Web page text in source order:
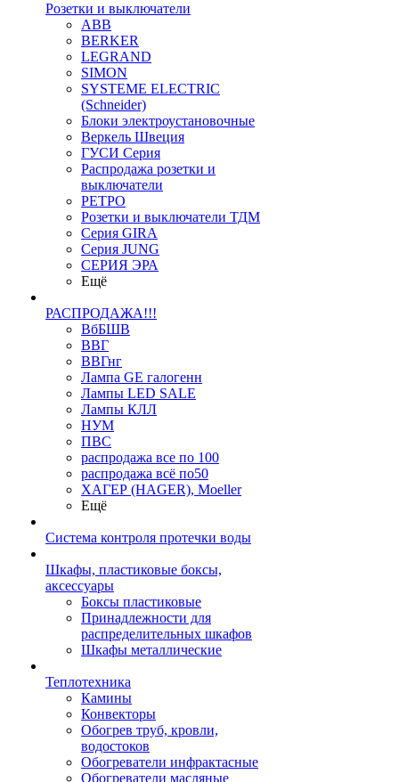
Розетки и выключатели
ABB
BERKER
LEGRAND
SIMON
SYSTEME ELECTRIC
(Schneider)
Блоки электроустановочные
Веркель Швеция
ГУСИ Серия
Распродажа розетки и
выключатели
РЕТРО
Розетки и выключатели ТДМ
Серия GIRA
Серия JUNG
СЕРИЯ ЭРА
Ещё
РАСПРОДАЖА!!!
ВбБШВ
ВВГ
ВВГнг
Лампа GE галогенн
Лампы LED SALE
Лампы КЛЛ
НУМ
ПВС
распродажа все по 100
распродажа всё по50
ХАГЕР (HAGER), Moeller
Ещё
Система контроля протечки воды
Шкафы, пластиковые боксы,
аксессуары
Боксы пластиковые
Принадлежности для
распределительных шкафов
Шкафы металлические
Теплотехника
Камины
Конвекторы
Обогрев труб, кровли,
водостоков
Обогреватели инфрактасные
Обогреватели масляные